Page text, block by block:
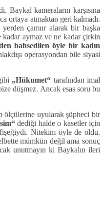
Baykal kameraların karşısına
ortaya atmaktan geri kalmadı.
çamur alarak bir başka
kadar aymaz ve ne kadar çirkin
bahsedilen öyle bir kadın
operasyondan bile siyasi
„Hükumet“ tarafından imal
düşmez. Ancak esas soru bu
ölçülerine uyularak şüpheci bir
dediği halde o kasetler için
Nitekim öyle de oldu.
mümkün değil ama sonuç
unutmayın ki Baykalın ileri